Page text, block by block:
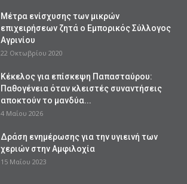
Mέτρα ενίσχυσης των μικρών
επιχειρήσεων ζητά ο Εμπορικός Σύλλογος
Αγρινίου
22 Οκτωβρίου 2020
Κέκελος για επίσκεψη Παπασταύρου:
Παθογένεια όταν κλειστές συναντήσεις
αποκτούν το μανδύα...
4 Μαΐου 2026
Δράση ενημέρωσης για την υγιεινή των
χεριών στην Αμφιλοχία
15 Μαΐου 2023